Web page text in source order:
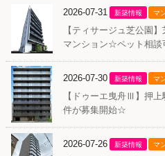
2026-07-31 新築情報 マ
【ティサージュ芝公園
マンション☆ペット相談
2026-07-30 新築情報 マ
【ドゥーエ曳舟Ⅲ】押
件が募集開始☆
2026-07-26 新築情報 マ